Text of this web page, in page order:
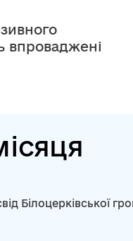
впроваджені
Білоцерківської